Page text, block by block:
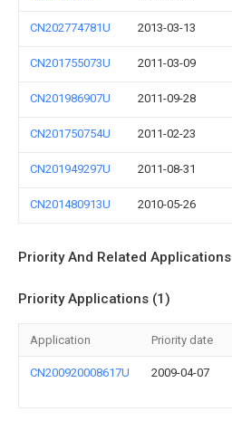
CN202774781U 2013-03-13
CN201755073U 2011-03-09
CN201986907U 2011-09-28
CN201750754U 2011-02-23
CN201949297U 2011-08-31
CN201480913U 2010-05-26
Priority And Related Applications
Priority Applications (1)
Application Priority date
CN200920008617U 2009-04-07